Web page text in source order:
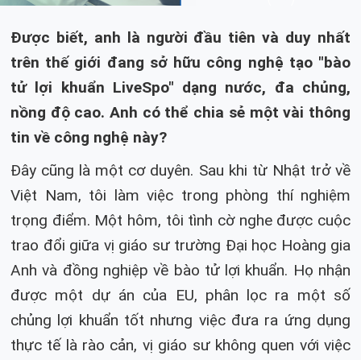
Được biết, anh là người đầu tiên và duy nhất
trên thế giới đang sở hữu công nghệ tạo "bào
tử lợi khuẩn LiveSpo" dạng nước, đa chủng,
nồng độ cao. Anh có thể chia sẻ một vài thông
tin về công nghệ này?
Đây cũng là một cơ duyên. Sau khi từ Nhật trở về
Việt Nam, tôi làm việc trong phòng thí nghiệm
trọng điểm. Một hôm, tôi tình cờ nghe được cuộc
trao đổi giữa vị giáo sư trường Đại học Hoàng gia
Anh và đồng nghiệp về bào tử lợi khuẩn. Họ nhận
được một dự án của EU, phân lọc ra một số
chủng lợi khuẩn tốt nhưng việc đưa ra ứng dụng
thực tế là rào cản, vị giáo sư không quen với việc